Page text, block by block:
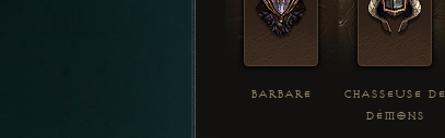
BARBARE
CHASSEUSE DE
DÉMONS